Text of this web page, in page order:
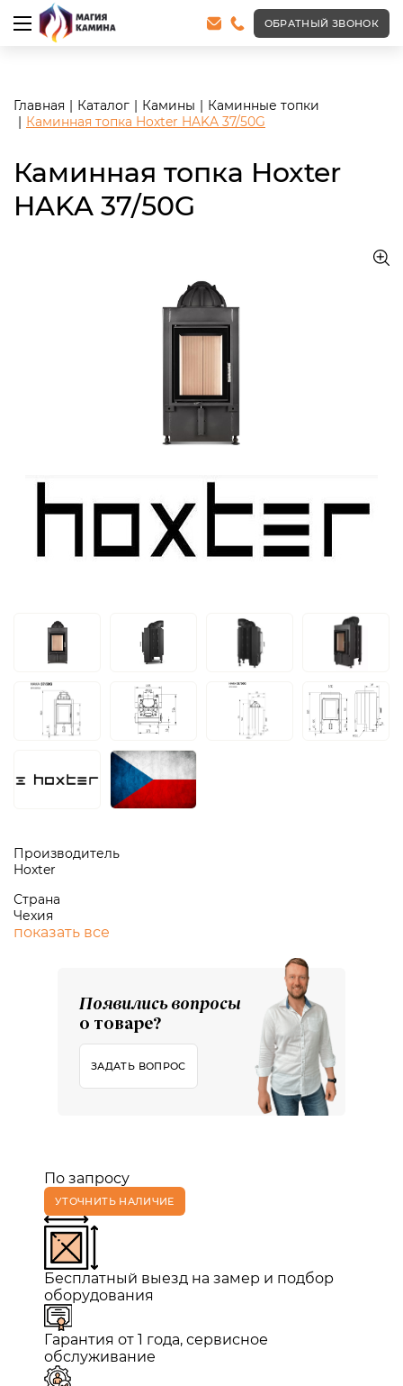
<meta name="robots" content="noindex, follow"/>
ОБРАТНЫЙ ЗВОНОК
Главная Каталог Камины
Каминные топки
Каминная топка Hoxter HAKA 37/50G
Каминная топка Hoxter
HAKA 37/50G
Производитель
Hoxter
Страна
Чехия
показать все
Появились вопросы
о товаре?
ЗАДАТЬ ВОПРОС
По запросу
УТОЧНИТЬ НАЛИЧИЕ
Бесплатный выезд на замер и подбор
оборудования
Гарантия от 1 года, сервисное
обслуживание